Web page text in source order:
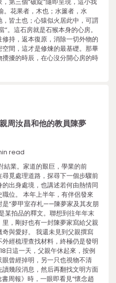
。花果者，木也；水簾者，水
皆土也；心猿似火居此中，可謂
。這石房就是石猴本身的心房。
持，返本復原，消除一切外物的
間，這才是修煉的最基礎。那畢
擾的時辰，在心沒分開心房的時
周汝昌和他的教員陳夢
read
結業。家道的艱巨，學業的前
覓處理道路，探尋下一個步驟前
出身處境，也講述若何由熱情同
位。 本年上半年，有伴侶發來
“夢甲室存札——陳夢家及其友朋
某拍品的釋文。聯想到往年年末
，剛好也有一封陳夢家寫給父親
與愛好。 我還未見到父親撰寫
經梳理查找材料，終極仍是發明
日這一天，父親午休起來，按例
曾經掉明，另一只也視物不清
幾段消息，然后再翻找文明方面
周報》時，一眼即看見“懷念趙